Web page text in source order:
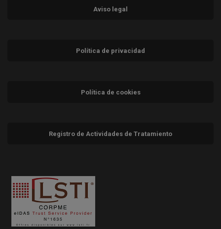
Aviso legal
Política de privacidad
Política de cookies
Registro de Actividades de Tratamiento